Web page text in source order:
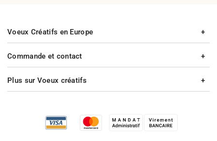
Commande et contact
Plus sur Voeux créatifs
Voeux Créatifs en Europe